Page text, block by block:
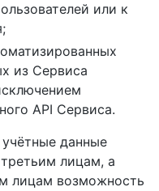
или к
из Сервиса
API Сервиса.
данные
лицам, а
лицам возможность